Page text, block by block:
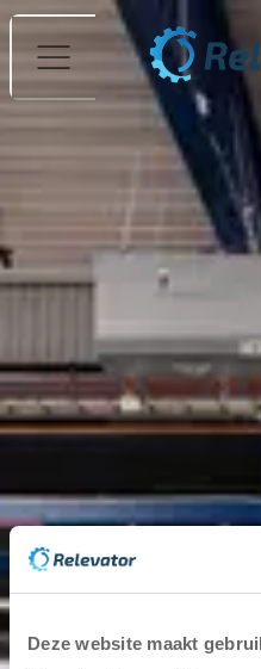
Deze website maakt
Menü
Blogbeitrag über
Gabelstapler
7 Dinge, die Sie beim
Der Verkauf gebrauchter
sich Betriebsabläufe
neue Ausrüstung
Gabelstapler, der nicht
Gabelstapler
Ist ein gebrauchter
Unternehmen geeignet?
Für viele Unternehmen ist